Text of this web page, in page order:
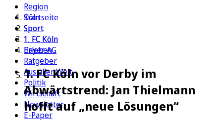
Region
Köln
Sport
1. FC Köln
Erleben
Ratgeber
Aus aller Welt
Politik
Wirtschaft
Newsletter
E-Paper
Startseite
Sport
1. FC Köln
Bayer AG
1. FC Köln vor Derby im
Abwärtstrend: Jan Thielmann
hofft auf „neue Lösungen“